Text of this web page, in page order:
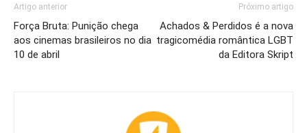
Artigo anterior
Força Bruta: Punição chega
aos cinemas brasileiros no dia
10 de abril
Próximo artigo
Achados & Perdidos é a nova
tragicomédia romântica LGBT
da Editora Skript